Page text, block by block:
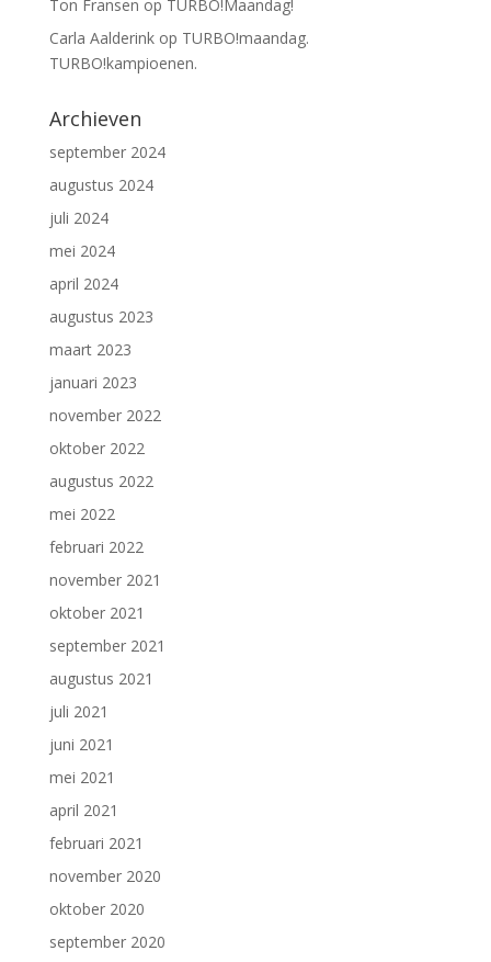
Ton Fransen op TURBO!Maandag!
Carla Aalderinkop TURBO!maandag.
TURBO!kampioenen.
Archieven
september 2024
augustus 2024
juli 2024
mei 2024
april 2024
augustus 2023
maart 2023
januari 2023
november 2022
oktober 2022
augustus 2022
mei 2022
februari 2022
november 2021
oktober 2021
september 2021
augustus 2021
juli 2021
juni 2021
mei 2021
april 2021
februari 2021
november 2020
oktober 2020
september 2020